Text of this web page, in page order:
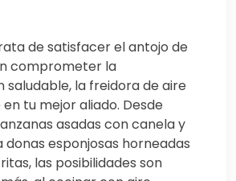
de satisfacer el antojo de
comprometer la
saludable, la freidora de aire
tu mejor aliado. Desde
asadas con canela y
donas esponjosas horneadas
las posibilidades son